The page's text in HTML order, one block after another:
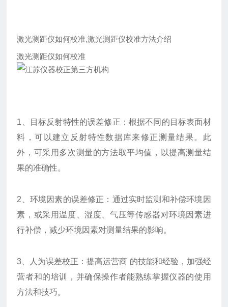
激光测距仪如何校准,激光测距仪校准方法介绍
激光测距仪如何校准
1、目标反射特性的误差修正：根据不同的目标表面材
料，可以建立反射特性数据库来修正测量结果。此
外，可采用多次测量的方法取平均值，以提高测量结
果的准确性。
2、环境因素的误差修正：通过实时监测和补偿环境因
素，或采用温度、湿度、气压等传感器对环境因素进
行补偿，减少环境因素对测量结果的影响。
3、人为误差校正：提高运营商 的技能和经验，加强经
营者和的培训，并确保操作者能熟练掌握仪器的使用
方法和技巧。